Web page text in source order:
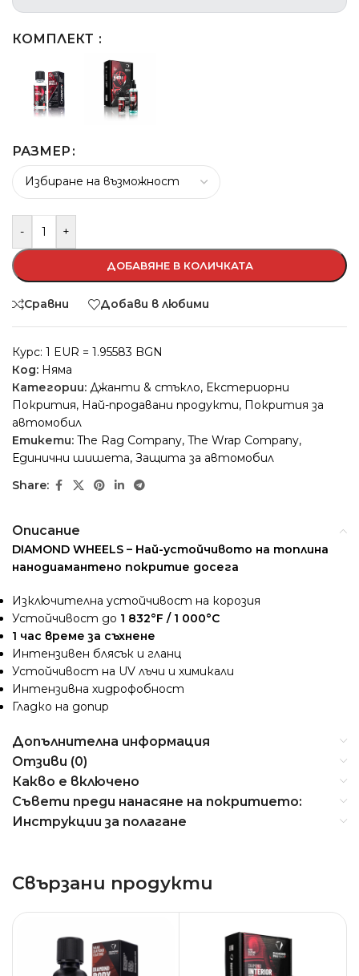
КОМПЛЕКТ
РАЗМЕР
- +
ДОБАВЯНЕ В КОЛИЧКАТА
Сравни Добави в любими
Курс: 1 EUR = 1.95583 BGN
Код: Няма
Категории: Джанти & стъкло, Екстериорни
Покрития, Най-продавани продукти, Покрития за
автомобил
Етикети: The Rag Company, The Wrap Company,
Единични шишета, Защита за автомобил
Share:
Описание
DIAMOND WHEELS – Най-устойчивото на топлина
нанодиамантено покритие досега
Изключителна устойчивост на корозия
Устойчивост до 1 832°F / 1 000°C
1 час време за съхнене
Интензивен блясък и гланц
Устойчивост на UV лъчи и химикали
Интензивна хидрофобност
Гладко на допир
Допълнителна информация
Отзиви (0)
Какво е включено
Съвети преди нанасяне на покритието:
Инструкции за полагане
Свързани продукти